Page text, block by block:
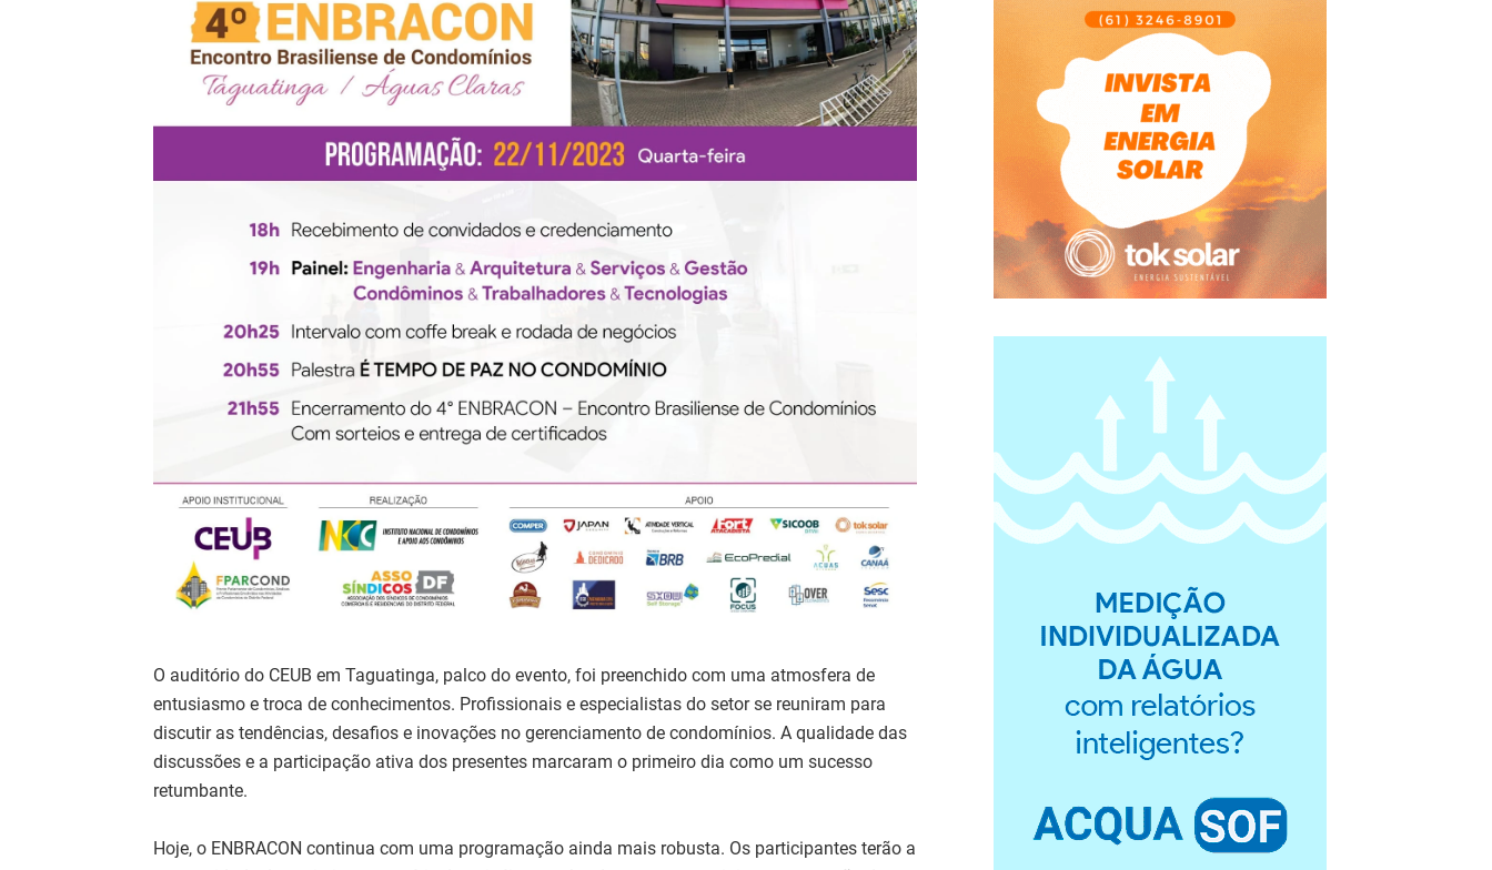
O auditório do CEUB em Taguatinga, palco do evento, foi preenchido com uma atmosfera de
entusiasmo e troca de conhecimentos. Profissionais e especialistas do setor se reuniram para
discutir as tendências, desafios e inovações no gerenciamento de condomínios. A qualidade das
discussões e a participação ativa dos presentes marcaram o primeiro dia como um sucesso
retumbante.
Hoje, o ENBRACON continua com uma programação ainda mais robusta. Os participantes terão a